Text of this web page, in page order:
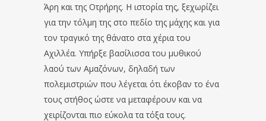
Άρη και της Οτρήρης. Η ιστορία της, ξεχωρίζει
για την τόλμη της στο πεδίο της μάχης και για
τον τραγικό της θάνατο στα χέρια του
Αχιλλέα. Υπήρξε βασίλισσα του μυθικού
λαού των Αμαζόνων, δηλαδή των
πολεμιστριών που λέγεται ότι έκοβαν το ένα
τους στήθος ώστε να μεταφέρουν και να
χειρίζονται πιο εύκολα τα τόξα τους.